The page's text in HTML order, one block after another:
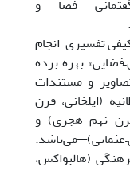
فضا و
انجام
بهره برده
و مستندات
(ایلخانی، قرن
نهم هجری) و
(هالبواکس،